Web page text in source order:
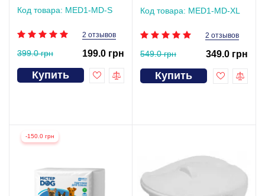
Код товара: MED1-MD-S
2 отзывов
399.0 грн 199.0 грн
Купить
Код товара: MED1-MD-XL
2 отзывов
549.0 грн 349.0 грн
Купить
-150.0 грн